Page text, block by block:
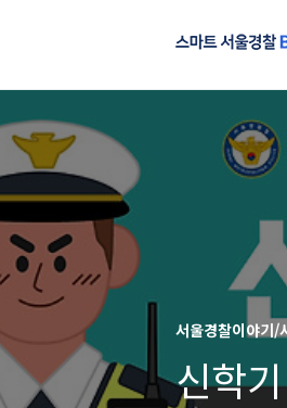
서울경찰이야기/
신학